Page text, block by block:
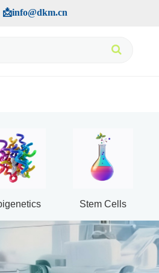
手机版
Stem Cells